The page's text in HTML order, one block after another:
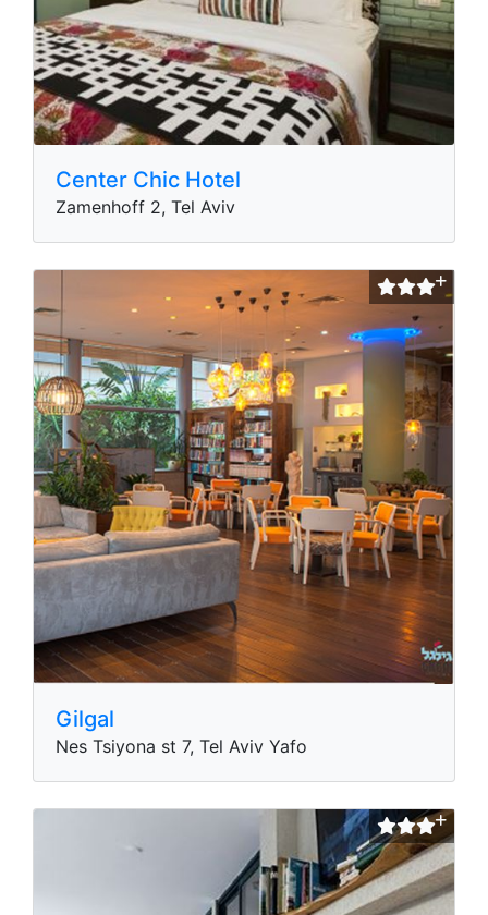
Center Chic Hotel
Zamenhoff 2, Tel Aviv
Gilgal
Nes Tsiyona st 7, Tel Aviv Yafo